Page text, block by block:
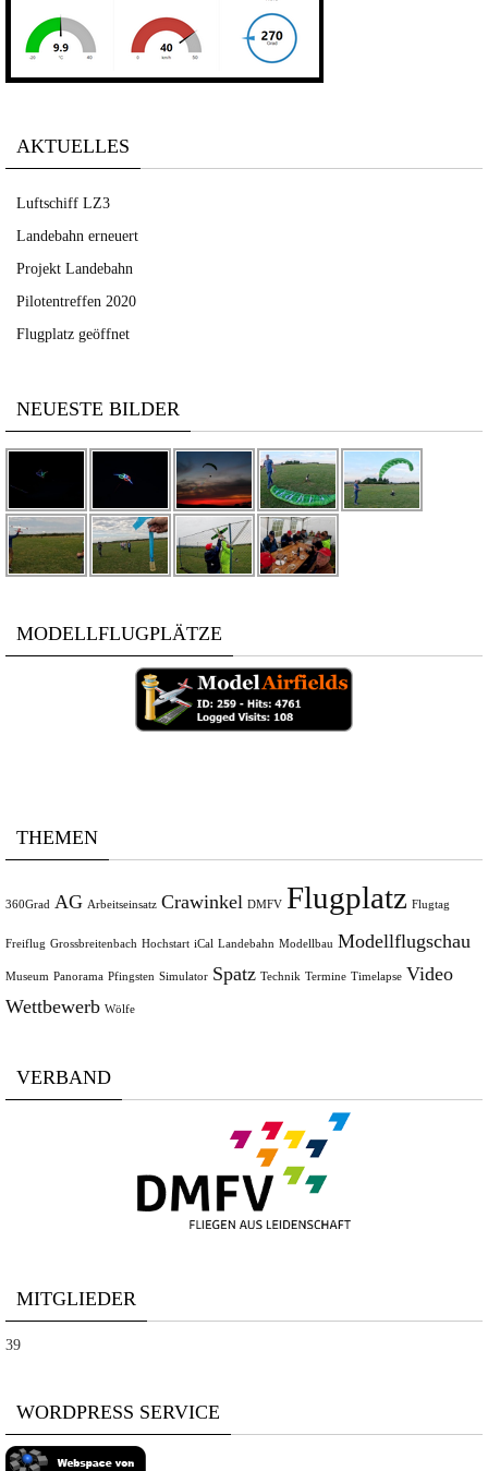
AKTUELLES
Luftschiff LZ3
Landebahn erneuert
Projekt Landebahn
Pilotentreffen 2020
Flugplatz geöffnet
NEUESTE BILDER
MODELLFLUGPLÄTZE
THEMEN
360Grad AG Arbeitseinsatz Crawinkel DMFV Flugplatz Flugtag
Freiflug Grossbreitenbach Hochstart iCal Landebahn Modellbau Modellflugschau
Museum Panorama Pfingsten Simulator Spatz Technik Termine Timelapse Video
Wettbewerb Wölfe
VERBAND
MITGLIEDER
39
WORDPRESS SERVICE